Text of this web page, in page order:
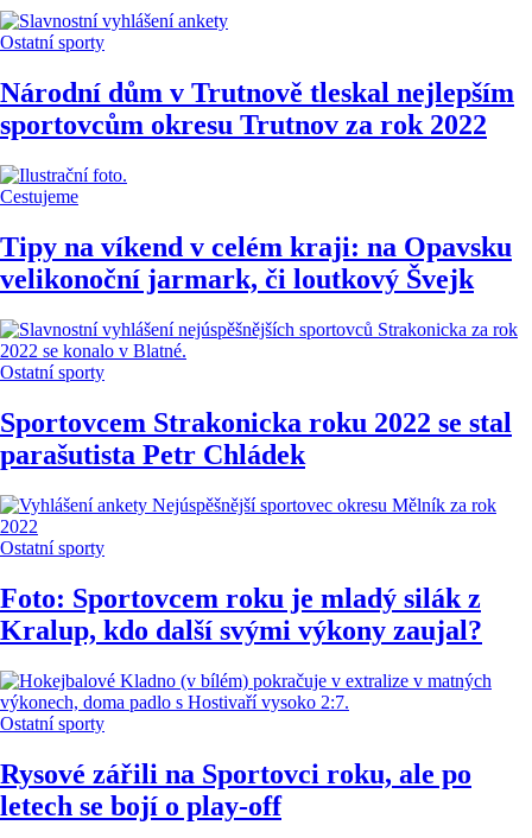
Ostatní sporty
Národní dům v Trutnově tleskal nejlepším
sportovcům okresu Trutnov za rok 2022
Cestujeme
Tipy na víkend v celém kraji: na Opavsku
velikonoční jarmark, či loutkový Švejk
Ostatní sporty
Sportovcem Strakonicka roku 2022 se stal
parašutista Petr Chládek
Ostatní sporty
Foto: Sportovcem roku je mladý silák z
Kralup, kdo další svými výkony zaujal?
Ostatní sporty
Rysové zářili na Sportovci roku, ale po
letech se bojí o play-off